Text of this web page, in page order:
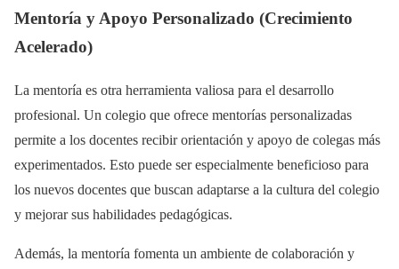
Mentoría y Apoyo Personalizado (Crecimiento
Acelerado)
La mentoría es otra herramienta valiosa para el desarrollo
profesional. Un colegio que ofrece mentorías personalizadas
permite a los docentes recibir orientación y apoyo de colegas más
experimentados. Esto puede ser especialmente beneficioso para
los nuevos docentes que buscan adaptarse a la cultura del colegio
y mejorar sus habilidades pedagógicas.
Además, la mentoría fomenta un ambiente de colaboración y